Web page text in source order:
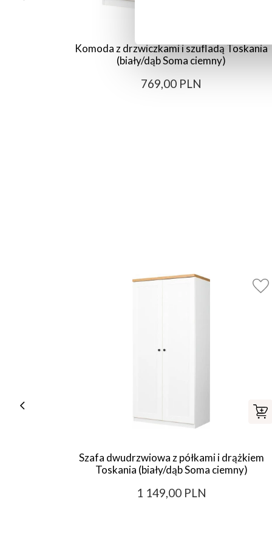
Komoda z drzwiczkami i szufladą Toskania
(biały/dąb Soma ciemny)
769,00 PLN
Szafa dwudrzwiowa z półkami i drążkiem
Toskania (biały/dąb Soma ciemny)
1 149,00 PLN